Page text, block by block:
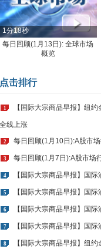
1分18秒
每日回顾(1月13日): 全球市场
概览
1 【国际大宗商品早报】纽约
全线上涨
2 每日回顾(1月10日):A股市场
3 每日回顾(1月7日):A股市场
4 【国际大宗商品早报】国际
5 【国际大宗商品早报】国
6 【国际大宗商品早报】国
7 【国际大宗商品早报】国
8 【国际大宗商品早报】纽
全线上涨